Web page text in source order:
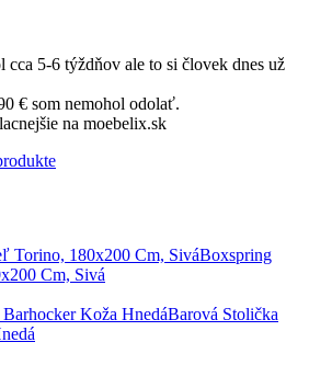
cca 5-6 týždňov ale to si človek dnes už
€ som nemohol odolať.
na moebelix.sk
Boxspring
Cm, Sivá
Barová Stolička